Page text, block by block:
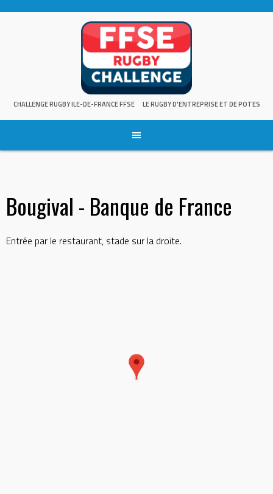
CHALLENGE RUGBY ILE-DE-FRANCE FFSE LE RUGBY D'ENTREPRISE ET DE POTES
Bougival - Banque de France
Entrée par le restaurant, stade sur la droite.